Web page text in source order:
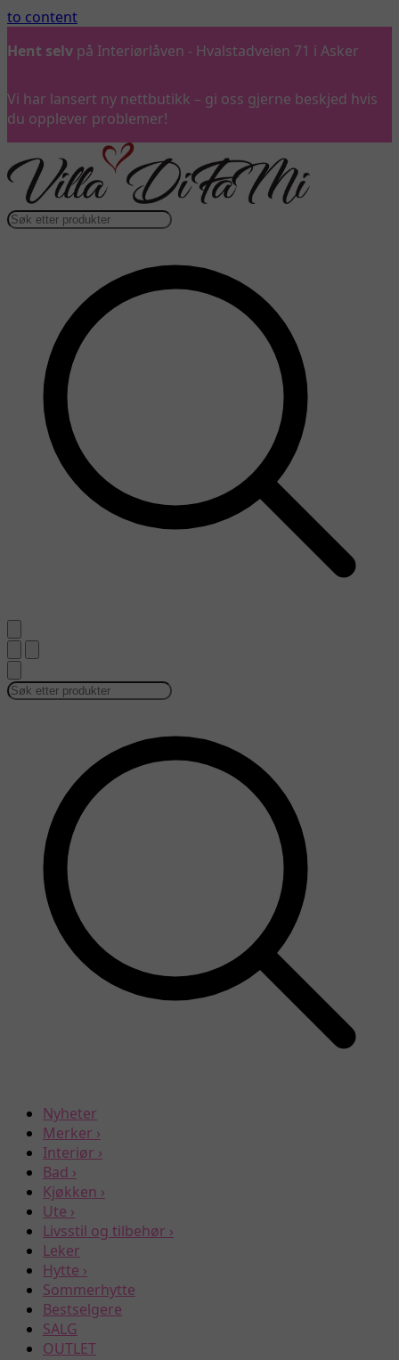
to content
Hent selv på Interiørlåven - Hvalstadveien 71 i Asker
Vi har lansert ny nettbutikk – gi oss gjerne beskjed hvis
du opplever problemer!
Nyheter
Merker ›
Interiør ›
Bad ›
Kjøkken ›
Ute ›
Livsstil og tilbehør ›
Leker
Hytte ›
Sommerhytte
Bestselgere
SALG
OUTLET